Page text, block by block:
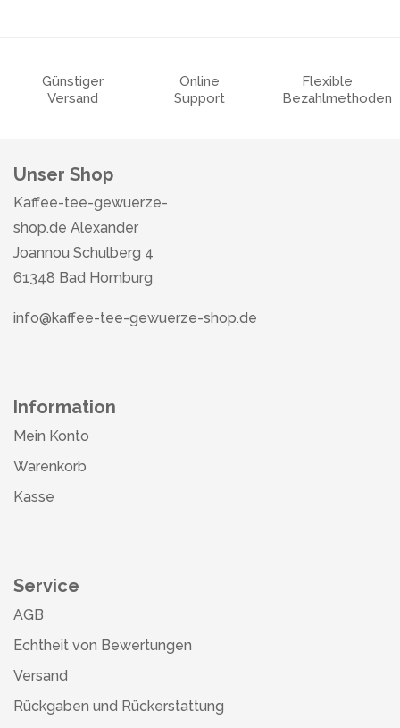
Günstiger
Versand
Online
Support
Flexible
Bezahlmethoden
Unser Shop
Kaffee-tee-gewuerze-
shop.de Alexander
Joannou Schulberg 4
61348 Bad Homburg
info@kaffee-tee-gewuerze-shop.de
Information
Mein Konto
Warenkorb
Kasse
Service
AGB
Echtheit von Bewertungen
Versand
Rückgaben und Rückerstattung